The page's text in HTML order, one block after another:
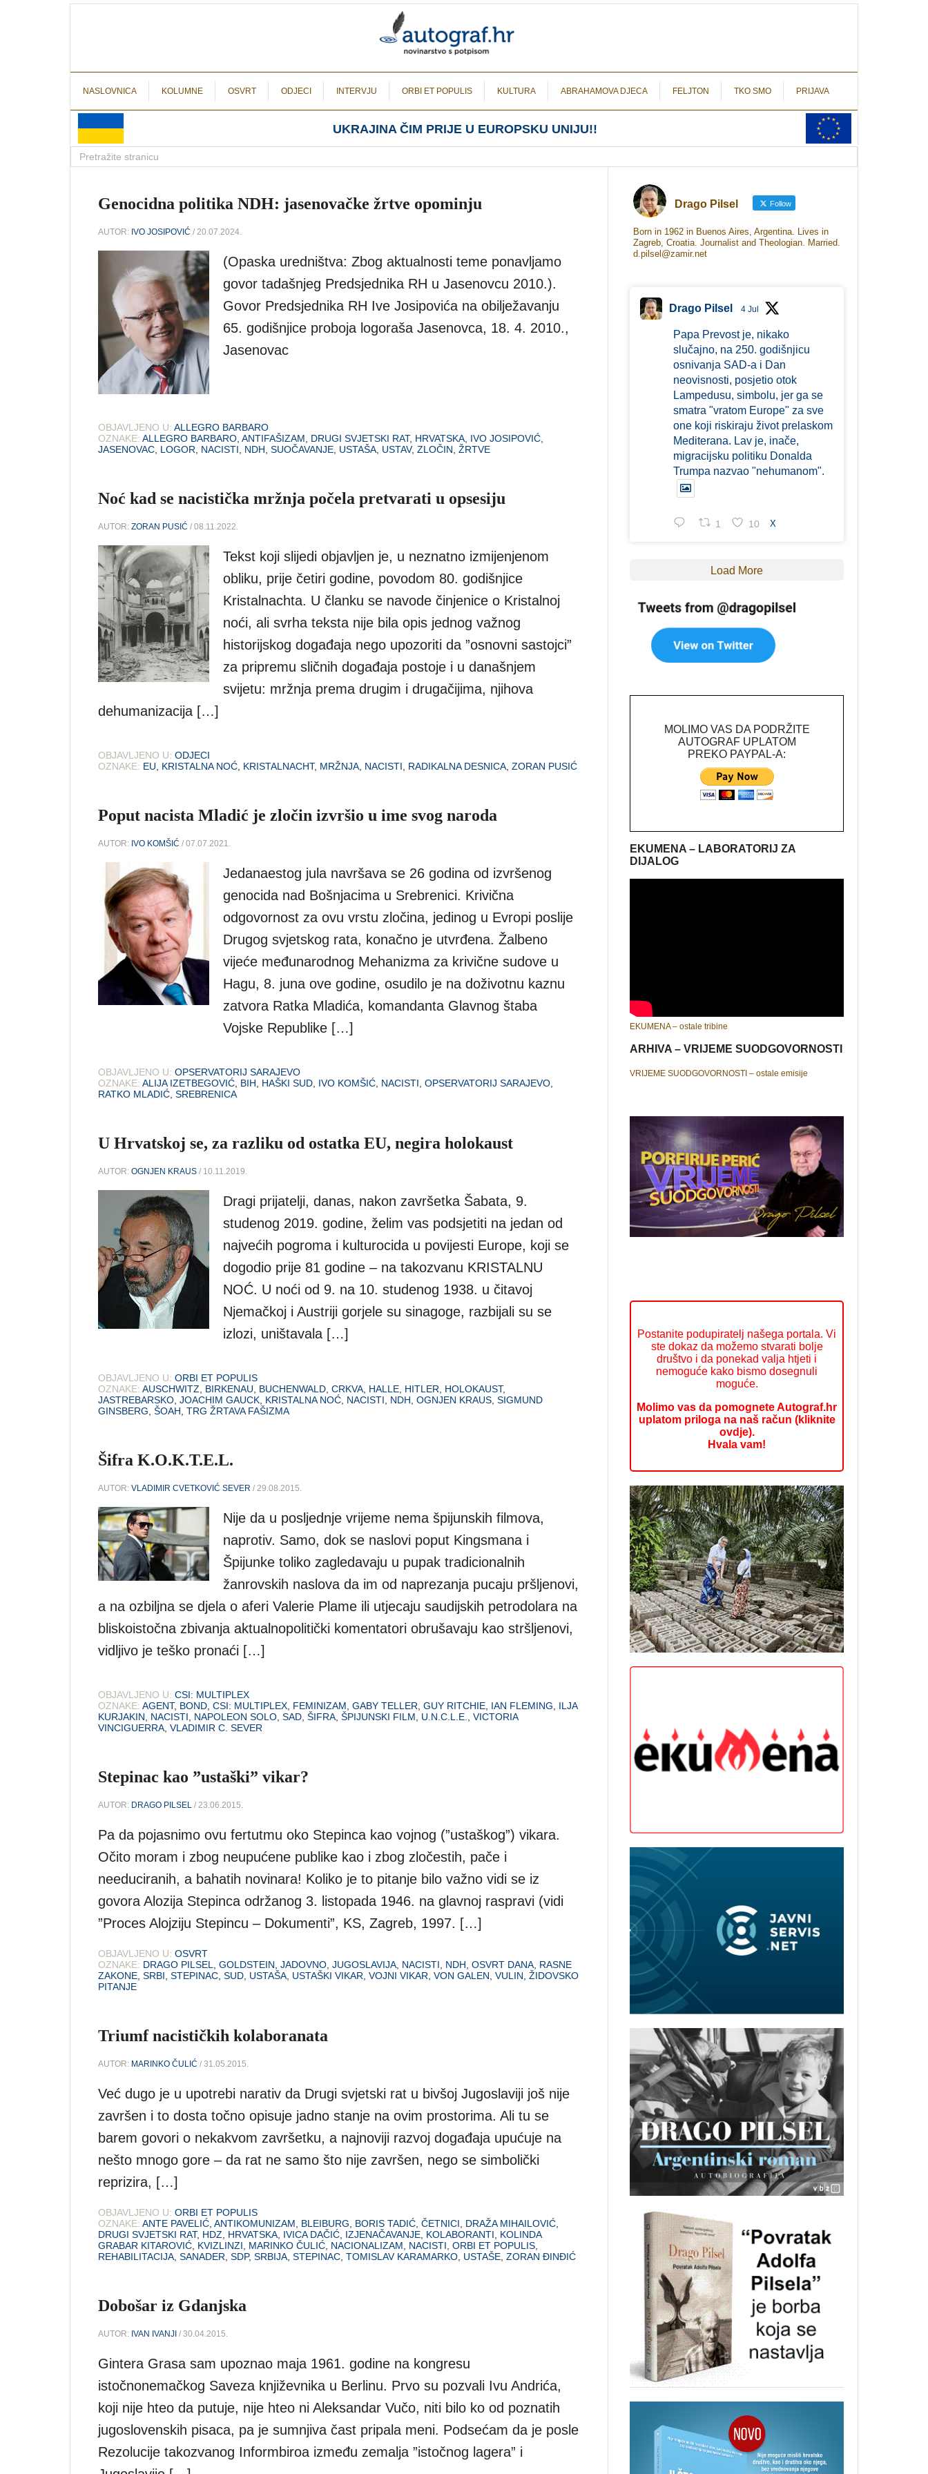
NASLOVNICA KOLUMNE OSVRT ODJECI INTERVJU ORBI ET POPULIS KULTURA ABRAHAMOVA DJECA FELJTON TKO SMO PRIJAVA
UKRAJINA ČIM PRIJE U EUROPSKU UNIJU!!
Genocidna politika NDH: jasenovačke žrtve opominju
AUTOR: IVO JOSIPOVIĆ / 20.07.2024.
(Opaska uredništva: Zbog aktualnosti teme ponavljamo
govor tadašnjeg Predsjednika RH u Jasenovcu 2010.).
Govor Predsjednika RH Ive Josipovića na obilježavanju
65. godišnjice proboja logoraša Jasenovca, 18. 4. 2010.,
Jasenovac
OBJAVLJENO U: ALLEGRO BARBARO
OZNAKE: ALLEGRO BARBARO, ANTIFAŠIZAM, DRUGI SVJETSKI RAT, HRVATSKA, IVO JOSIPOVIĆ,
JASENOVAC, LOGOR, NACISTI, NDH, SUOČAVANJE, USTAŠA, USTAV, ZLOČIN, ŽRTVE
Noć kad se nacistička mržnja počela pretvarati u opsesiju
AUTOR: ZORAN PUSIĆ / 08.11.2022.
Tekst koji slijedi objavljen je, u neznatno izmijenjenom
obliku, prije četiri godine, povodom 80. godišnjice
Kristalnachta. U članku se navode činjenice o Kristalnoj
noći, ali svrha teksta nije bila opis jednog važnog
historijskog događaja nego upozoriti da ”osnovni sastojci”
za pripremu sličnih događaja postoje i u današnjem
svijetu: mržnja prema drugim i drugačijima, njihova
dehumanizacija […]
OBJAVLJENO U: ODJECI
OZNAKE: EU KRISTALNA NOĆ KRISTALNACHT, MRŽNJA NACISTI RADIKALNA DESNICA ZORAN PUSIĆ
Poput nacista Mladić je zločin izvršio u ime svog naroda
AUTOR: IVO KOMŠIĆ / 07.07.2021.
Jedanaestog jula navršava se 26 godina od izvršenog
genocida nad Bošnjacima u Srebrenici. Krivična
odgovornost za ovu vrstu zločina, jedinog u Evropi poslije
Drugog svjetskog rata, konačno je utvrđena. Žalbeno
vijeće međunarodnog Mehanizma za krivične sudove u
Hagu, 8. juna ove godine, osudilo je na doživotnu kaznu
zatvora Ratka Mladića, komandanta Glavnog štaba
Vojske Republike […]
OBJAVLJENO U: OPSERVATORIJ SARAJEVO
OZNAKE: ALIJA IZETBEGOVIĆ BIH HAŠKI SUD IVO KOMŠIĆ NACISTI OPSERVATORIJ SARAJEVO
RATKO MLADIĆ SREBRENICA
U Hrvatskoj se, za razliku od ostatka EU, negira holokaust
AUTOR: OGNJEN KRAUS / 10.11.2019.
Dragi prijatelji, danas, nakon završetka Šabata, 9.
studenog 2019. godine, želim vas podsjetiti na jedan od
najvećih pogroma i kulturocida u povijesti Europe, koji se
dogodio prije 81 godine – na takozvanu KRISTALNU
NOĆ. U noći od 9. na 10. studenog 1938. u čitavoj
Njemačkoj i Austriji gorjele su sinagoge, razbijali su se
izlozi, uništavala […]
OBJAVLJENO U: ORBI ET POPULIS
OZNAKE: AUSCHWITZ BIRKENAU BUCHENWALD CRKVA HALLE HITLER HOLOKAUST,
JASTREBARSKO JOACHIM GAUCK KRISTALNA NOĆ NACISTI NDH OGNJEN KRAUS SIGMUND
GINSBERG ŠOAH TRG ŽRTAVA FAŠIZMA
Šifra K.O.K.T.E.L.
AUTOR: VLADIMIR CVETKOVIĆ SEVER / 29.08.2015.
Nije da u posljednje vrijeme nema špijunskih filmova,
naprotiv. Samo, dok se naslovi poput Kingsmana i
Špijunke toliko zagledavaju u pupak tradicionalnih
žanrovskih naslova da im od naprezanja pucaju pršljenovi,
a na ozbiljna se djela o aferi Valerie Plame ili utjecaju saudijskih petrodolara na
bliskoistočna zbivanja aktualnopolitički komentatori obrušavaju kao stršljenovi,
vidljivo je teško pronaći […]
OBJAVLJENO U: CSI: MULTIPLEX
OZNAKE: AGENT, BOND CSI: MULTIPLEX FEMINIZAM GABY TELLER GUY RITCHIE IAN FLEMING
ILJA
KURJAKIN
NACISTI NAPOLEON SOLO SAD ŠIFRA ŠPIJUNSKI FILM U.N.C.L.E.
VICTORIA
VINCIGUERRA VLADIMIR C. SEVER
Stepinac kao ”ustaški” vikar?
AUTOR: DRAGO PILSEL / 23.06.2015.
Pa da pojasnimo ovu fertutmu oko Stepinca kao vojnog (”ustaškog”) vikara.
Očito moram i zbog neupućene publike kao i zbog zločestih, pače i
needuciranih, a bahatih novinara! Koliko je to pitanje bilo važno vidi se iz
govora Alozija Stepinca održanog 3. listopada 1946. na glavnoj raspravi (vidi
”Proces Alojziju Stepincu – Dokumenti”, KS, Zagreb, 1997. […]
OBJAVLJENO U: OSVRT
OZNAKE: DRAGO PILSEL GOLDSTEIN JADOVNO JUGOSLAVIJA NACISTI NDH OSVRT DANA RASNE
ZAKONE SRBI STEPINAC SUD USTAŠA USTAŠKI VIKAR VOJNI VIKAR VON GALEN VULIN ŽIDOVSKO
PITANJE
Triumf nacističkih kolaboranata
AUTOR: MARINKO ČULIĆ / 31.05.2015.
Već dugo je u upotrebi narativ da Drugi svjetski rat u bivšoj Jugoslaviji još nije
završen i to dosta točno opisuje jadno stanje na ovim prostorima. Ali tu se
barem govori o nekakvom završetku, a najnoviji razvoj događaja upućuje na
nešto mnogo gore – da rat ne samo što nije završen, nego se simbolički
reprizira, […]
OBJAVLJENO U: ORBI ET POPULIS
OZNAKE: ANTE PAVELIĆ ANTIKOMUNIZAM BLEIBURG BORIS TADIĆ ČETNICI DRAŽA MIHAILOVIĆ
DRUGI SVJETSKI RAT, HDZ HRVATSKA IVICA DAČIĆ IZJENAČAVANJE KOLABORANTI
KOLINDA
GRABAR KITAROVIĆ KVIZLINZI MARINKO ČULIĆ NACIONALIZAM NACISTI ORBI ET POPULIS
REHABILITACIJA SANADER SDP, SRBIJA STEPINAC TOMISLAV KARAMARKO USTAŠE ZORAN ĐINĐIĆ
Dobošar iz Gdanjska
AUTOR: IVAN IVANJI / 30.04.2015.
Gintera Grasa sam upoznao maja 1961. godine na kongresu
istočnonemačkog Saveza književnika u Berlinu. Prvo su pozvali Ivu Andrića,
koji nije hteo da putuje, nije hteo ni Aleksandar Vučo, niti bilo ko od poznatih
jugoslovenskih pisaca, pa je sumnjiva čast pripala meni. Podsećam da je posle
Rezolucije takozvanog Informbiroa između zemalja ”istočnog lagera” i
Drago Pilsel Follow
Born in 1962 in Buenos Aires, Argentina. Lives in
Zagreb, Croatia. Journalist and Theologian. Married.
d.pilsel@zamir.net
Drago Pilsel 4 Jul
Papa Prevost je, nikako
slučajno, na 250. godišnjicu
osnivanja SAD-a i Dan
neovisnosti, posjetio otok
Lampedusu, simbolu, jer ga se
smatra "vratom Europe" za sve
one koji riskiraju život prelaskom
Mediterana. Lav je, inače,
migracijsku politiku Donalda
Trumpa nazvao "nehumanom".
1 10 X
Load More
MOLIMO VAS DA PODRŽITE
AUTOGRAF UPLATOM
PREKO PAYPAL-A:
EKUMENA – LABORATORIJ ZA
DIJALOG
EKUMENA – ostale tribine
ARHIVA – VRIJEME SUODGOVORNOSTI
VRIJEME SUODGOVORNOSTI – ostale emisije
Postanite podupiratelj našega portala. Vi
ste dokaz da možemo stvarati bolje
društvo i da ponekad valja htjeti i
nemoguće kako bismo dosegnuli
moguće.
Molimo vas da pomognete Autograf.hr
uplatom priloga na naš račun (kliknite
ovdje).
Hvala vam!